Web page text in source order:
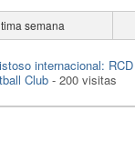
semana
internacional:
Club - 200 visitas